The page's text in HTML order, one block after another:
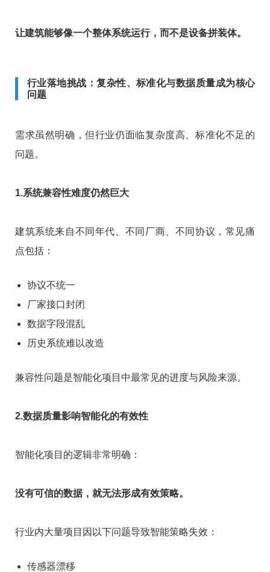
让建筑能够像一个整体系统运行，而不是设备拼装体。
行业落地挑战：复杂性、标准化与数据质量成为核心
问题
需求虽然明确，但行业仍面临复杂度高、标准化不足的
问题。
1.系统兼容性难度仍然巨大
建筑系统来自不同年代、不同厂商、不同协议，常见痛
点包括：
协议不统一
厂家接口封闭
数据字段混乱
历史系统难以改造
兼容性问题是智能化项目中最常见的进度与风险来源。
2.数据质量影响智能化的有效性
智能化项目的逻辑非常明确：
没有可信的数据，就无法形成有效策略。
行业内大量项目因以下问题导致智能策略失效：
传感器漂移